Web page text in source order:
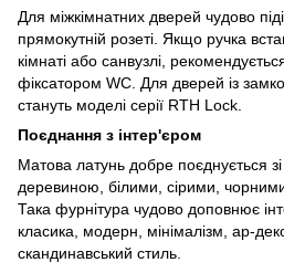
Для міжкімнатних дверей чудово
прямокутній розеті. Якщо ручка
кімнаті або санвузлі,
фіксатором WC. Для дверей із
стануть моделі серії RTH Lock.
Поєднання з інтер'єром
Матова латунь добре поєднується
деревиною, білими, сірими,
Така фурнітура чудово доповнює
класика, модерн, мінімалізм, ар-
скандинавський стиль.